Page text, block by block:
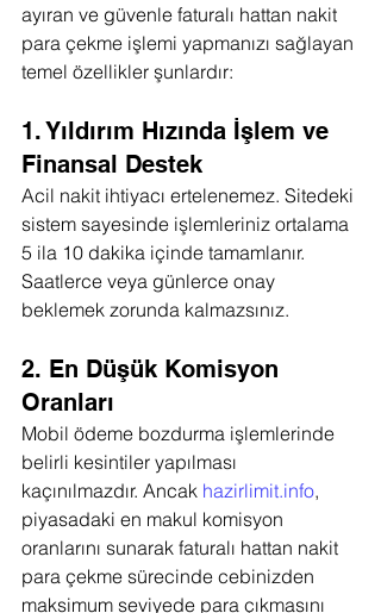
ayıran ve güvenle faturalı hattan nakit
para çekme işlemi yapmanızı sağlayan
temel özellikler şunlardır:
1. Yıldırım Hızında İşlem ve
Finansal Destek
Acil nakit ihtiyacı ertelenemez. Sitedeki
sistem sayesinde işlemleriniz ortalama
5 ila 10 dakika içinde tamamlanır.
Saatlerce veya günlerce onay
beklemek zorunda kalmazsınız.
2. En Düşük Komisyon
Oranları
Mobil ödeme bozdurma işlemlerinde
belirli kesintiler yapılması
kaçınılmazdır. Ancak hazirlimit.info,
piyasadaki en makul komisyon
oranlarını sunarak faturalı hattan nakit
para çekme sürecinde cebinizden
maksimum seviyede para çıkmasını